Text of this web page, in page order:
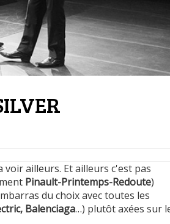
voir ailleurs. Et ailleurs c'est pas
Pinault-Printemps-Redoute)
du choix avec toutes les
Balenciaga…) plutôt axées sur